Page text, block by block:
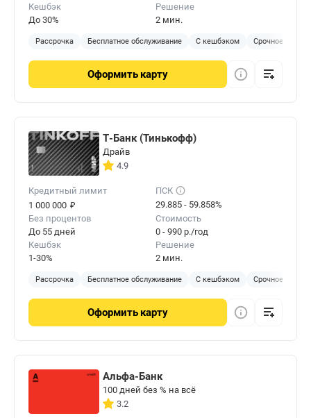
Кешбэк
До 30%
Решение
2 мин.
Рассрочка Бесплатное обслуживание С кешбэком Срочное
Оформить карту
Т-Банк (Тинькофф)
Драйв
4.9
Кредитный лимит
1 000 000 ₽
ПСК
29.885 - 59.858%
Без процентов
До 55 дней
Стоимость
0 - 990 р./год
Кешбэк
1-30%
Решение
2 мин.
Рассрочка Бесплатное обслуживание С кешбэком Срочное
Оформить карту
Альфа-Банк
100 дней без % на всё
3.2